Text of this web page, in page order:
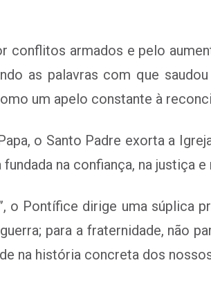
conflitos armados e pelo
as palavras com que
um apelo constante à
o Santo Padre exorta a
na confiança, na justiça
o Pontífice dirige uma súplica
para a fraternidade, não
na história concreta dos